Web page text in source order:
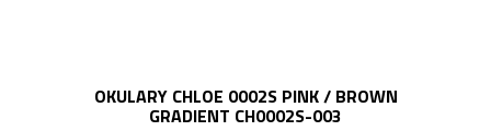
OKULARY CHLOE 0002S PINK / BROWN
GRADIENT CH0002S-003